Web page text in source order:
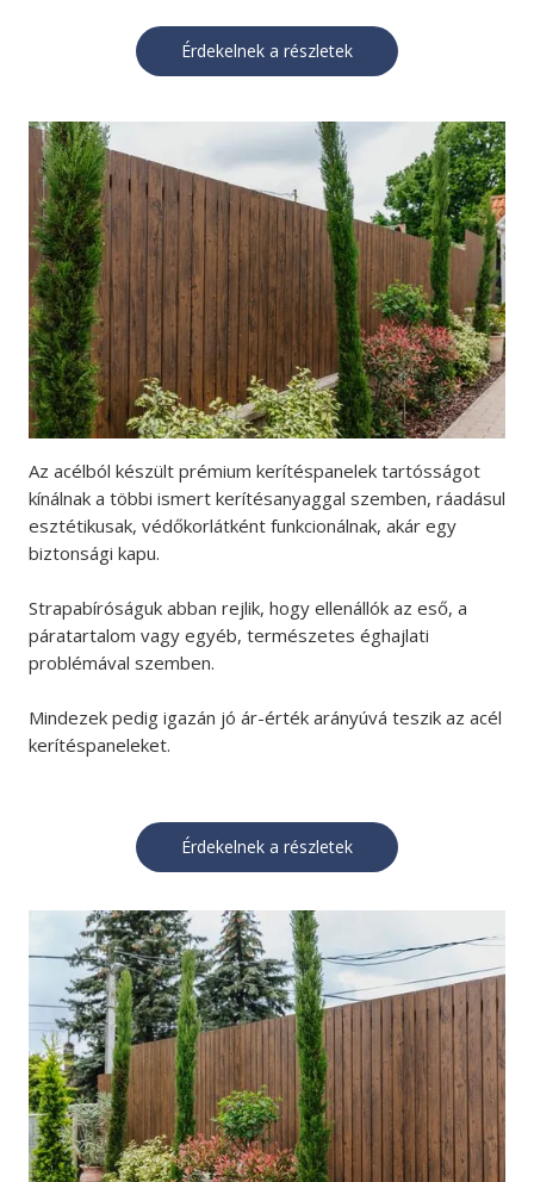
Érdekelnek a részletek
Az acélból készült prémium kerítéspanelek tartósságot
kínálnak a többi ismert kerítésanyaggal szemben, ráadásul
esztétikusak, védőkorlátként funkcionálnak, akár egy
biztonsági kapu.
Strapabíróságuk abban rejlik, hogy ellenállók az eső, a
páratartalom vagy egyéb, természetes éghajlati
problémával szemben.
Mindezek pedig igazán jó ár-érték arányúvá teszik az acél
kerítéspaneleket.
Érdekelnek a részletek